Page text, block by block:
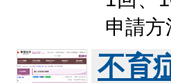
申請
不育